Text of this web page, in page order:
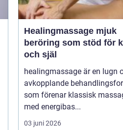
Healingmassage mjuk
beröring som stöd för
och själ
healingmassage är en lugn
avkopplande
som förenar klassisk
med energibas...
03 juni 2026